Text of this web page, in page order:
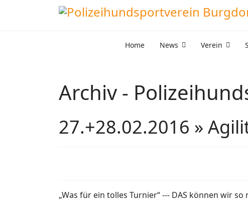
Home News Verein
Archiv -
27.+28.02.2016 »
„Was für ein tolles Turnier“ --- DAS können wir